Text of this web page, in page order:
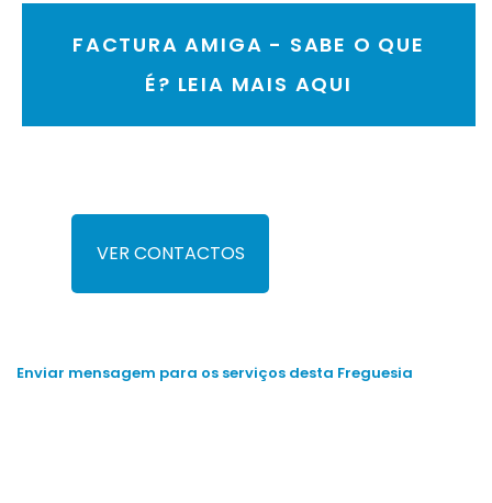
FACTURA AMIGA - SABE O QUE
É? LEIA MAIS AQUI
VER CONTACTOS
Enviar mensagem para os serviços desta Freguesia